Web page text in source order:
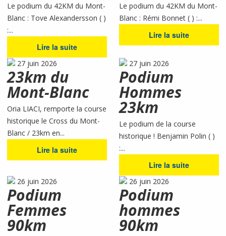
Le podium du 42KM du Mont-
Blanc : Tove Alexandersson ( )
:...
Lire la suite
Le podium du 42KM du Mont-
Blanc : Rémi Bonnet ( ) :...
Lire la suite
27 juin 2026
23km du
Mont-Blanc
Oria LIACI, remporte la course
historique le Cross du Mont-
Blanc / 23km en...
Lire la suite
27 juin 2026
Podium
Hommes
23km
Le podium de la course
historique ! Benjamin Polin ( )
:...
Lire la suite
26 juin 2026
Podium
Femmes
90km
26 juin 2026
Podium
hommes
90km